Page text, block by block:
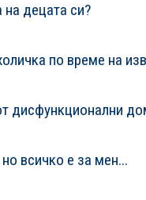
децата си?
по време на
дисфункционални
всичко е за мен...